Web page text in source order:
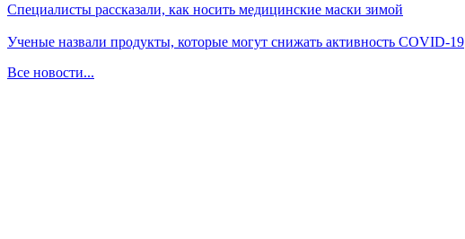
Специалисты рассказали, как носить медицинские маски зимой
Ученые назвали продукты, которые могут снижать активность COVID-19
Все новости...